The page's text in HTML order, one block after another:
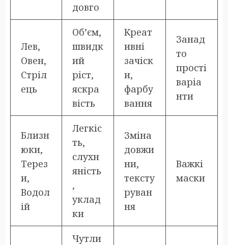
довго
Лев,
Овен,
Стріл
ець
Об’єм,
швидк
ий
ріст,
яскра
вість
Креат
ивні
зачіск
и,
фарбу
вання
Занад
то
прості
варіа
нти
Близн
юки,
Терез
и,
Водол
ій
Легкіс
ть,
слухн
яність
,
уклад
ки
Зміна
довжи
ни,
тексту
руван
ня
Важкі
маски
Чутли